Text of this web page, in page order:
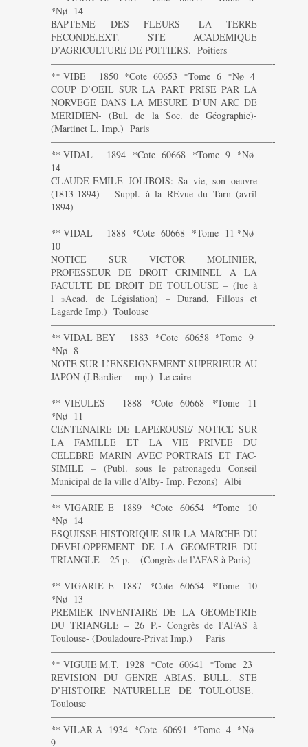
*Nø 14
BAPTEME DES FLEURS -LA TERRE
FECONDE.EXT. STE ACADEMIQUE
D’AGRICULTURE DE POITIERS. Poitiers
———————————————————————-
** VIBE 1850 *Cote 60653 *Tome 6 *Nø 4
COUP D’OEIL SUR LA PART PRISE PAR LA
NORVEGE DANS LA MESURE D’UN ARC DE
MERIDIEN- (Bul. de la Soc. de Géographie)-
(Martinet L. Imp.) Paris
———————————————————————-
** VIDAL 1894 *Cote 60668 *Tome 9 *Nø
14
CLAUDE-EMILE JOLIBOIS: Sa vie, son oeuvre
(1813-1894) – Suppl. à la REvue du Tarn (avril
1894)
———————————————————————-
** VIDAL 1888 *Cote 60668 *Tome 11 *Nø
10
NOTICE SUR VICTOR MOLINIER,
PROFESSEUR DE DROIT CRIMINEL A LA
FACULTE DE DROIT DE TOULOUSE – (lue à
l »Acad. de Législation) – Durand, Fillous et
Lagarde Imp.) Toulouse
———————————————————————-
** VIDAL BEY 1883 *Cote 60658 *Tome 9
*Nø 8
NOTE SUR L’ENSEIGNEMENT SUPERIEUR AU
JAPON-(J.Bardier mp.) Le caire
———————————————————————-
** VIEULES 1888 *Cote 60668 *Tome 11
*Nø 11
CENTENAIRE DE LAPEROUSE/ NOTICE SUR
LA FAMILLE ET LA VIE PRIVEE DU
CELEBRE MARIN AVEC PORTRAIS ET FAC-
SIMILE – (Publ. sous le patronagedu Conseil
Municipal de la ville d’Alby- Imp. Pezons) Albi
———————————————————————-
** VIGARIE E 1889 *Cote 60654 *Tome 10
*Nø 14
ESQUISSE HISTORIQUE SUR LA MARCHE DU
DEVELOPPEMENT DE LA GEOMETRIE DU
TRIANGLE – 25 p. – (Congrès de l’AFAS à Paris)
———————————————————————-
** VIGARIE E 1887 *Cote 60654 *Tome 10
*Nø 13
PREMIER INVENTAIRE DE LA GEOMETRIE
DU TRIANGLE – 26 P.- Congrès de l’AFAS à
Toulouse- (Douladoure-Privat Imp.) Paris
———————————————————————-
** VIGUIE M.T. 1928 *Cote 60641 *Tome 23
REVISION DU GENRE ABIAS. BULL. STE
D’HISTOIRE NATURELLE DE TOULOUSE.
Toulouse
———————————————————————-
** VILAR A 1934 *Cote 60691 *Tome 4 *Nø
9